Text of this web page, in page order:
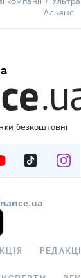
Альянс
безкоштовні